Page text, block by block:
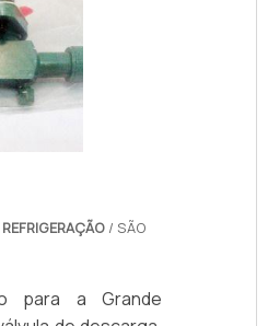
/ SÃO
para a Grande